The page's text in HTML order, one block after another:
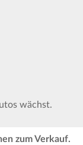
wächst.
zum Verkauf.